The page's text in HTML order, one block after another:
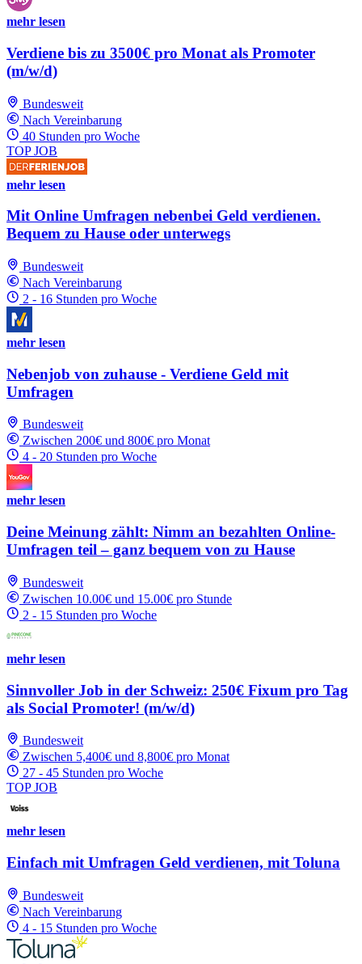
mehr lesen
Verdiene bis zu 3500€ pro Monat als Promoter
(m/w/d)
Bundesweit
Nach Vereinbarung
40 Stunden pro Woche
TOP JOB
mehr lesen
Mit Online Umfragen nebenbei Geld verdienen.
Bequem zu Hause oder unterwegs
Bundesweit
Nach Vereinbarung
2 - 16 Stunden pro Woche
mehr lesen
Nebenjob von zuhause - Verdiene Geld mit
Umfragen
Bundesweit
Zwischen 200€ und 800€ pro Monat
4 - 20 Stunden pro Woche
mehr lesen
Deine Meinung zählt: Nimm an bezahlten Online-
Umfragen teil – ganz bequem von zu Hause
Bundesweit
Zwischen 10.00€ und 15.00€ pro Stunde
2 - 15 Stunden pro Woche
mehr lesen
Sinnvoller Job in der Schweiz: 250€ Fixum pro Tag
als Social Promoter! (m/w/d)
Bundesweit
Zwischen 5,400€ und 8,800€ pro Monat
27 - 45 Stunden pro Woche
TOP JOB
mehr lesen
Einfach mit Umfragen Geld verdienen, mit Toluna
Bundesweit
Nach Vereinbarung
4 - 15 Stunden pro Woche